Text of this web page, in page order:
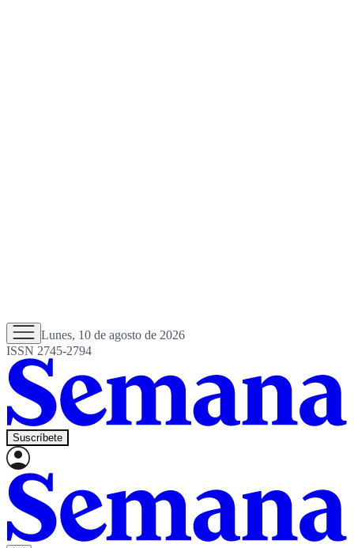
Lunes, 10 de agosto de 2026
ISSN 2745-2794
Suscríbete